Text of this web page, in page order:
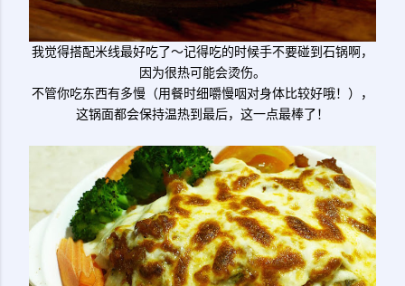
我觉得搭配米线最好吃了～记得吃的时候手不要碰到石锅啊，
因为很热可能会烫伤。
不管你吃东西有多慢（用餐时细嚼慢咽对身体比较好哦！），
这锅面都会保持温热到最后，这一点最棒了！